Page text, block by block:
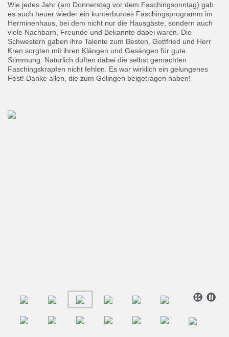
Wie jedes Jahr (am Donnerstag vor dem Faschingsonntag) gab
es auch heuer wieder ein kunterbuntes Faschingsprogramm im
Herminenhaus, bei dem nicht nur die Hausgäste, sondern auch
viele Nachbarn, Freunde und Bekannte dabei waren. Die
Schwestern gaben ihre Talente zum Besten, Gottfried und Herr
Kren sorgten mit ihren Klängen und Gesängen für gute
Stimmung. Natürlich duften dabei die selbst gemachten
Faschingskrapfen nicht fehlen. Es war wirklich ein gelungenes
Fest! Danke allen, die zum Gelingen beigetragen haben!